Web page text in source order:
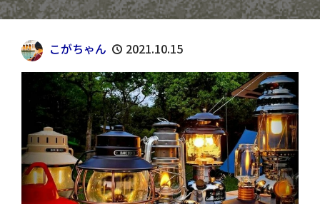
こがちゃん 2021.10.15